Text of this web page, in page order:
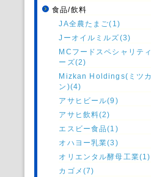
食品/飲料
JA全農たまご(1)
Jーオイルミルズ(3)
MCフードスペシャリティ
ーズ(2)
Mizkan Holdings(ミツカ
ン)(4)
アサヒビール(9)
アサヒ飲料(2)
エスビー食品(1)
オハヨー乳業(3)
オリエンタル酵母工業(1)
カゴメ(7)